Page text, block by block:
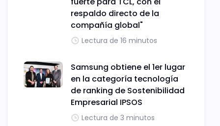
respaldo directo de la
compañía global"
Lectura de 16 minutos
Samsung obtiene el 1er lugar
en la categoría tecnología
de ranking de Sostenibilidad
Empresarial IPSOS
Lectura de 3 minutos